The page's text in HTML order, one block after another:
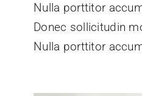
Nulla porttitor
Donec sollicitudin
Nulla porttitor